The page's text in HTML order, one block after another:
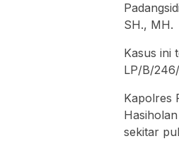
SH., MH.
Kasus ini
LP/B/
Kapolres
sekitar